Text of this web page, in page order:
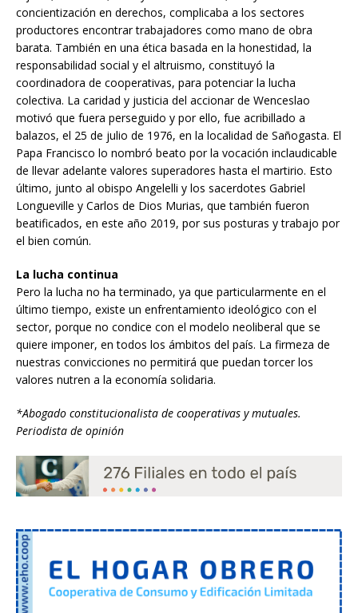
concientización en derechos, complicaba a los sectores
productores encontrar trabajadores como mano de obra
barata. También en una ética basada en la honestidad, la
responsabilidad social y el altruismo, constituyó la
coordinadora de cooperativas, para potenciar la lucha
colectiva. La caridad y justicia del accionar de Wenceslao
motivó que fuera perseguido y por ello, fue acribillado a
balazos, el 25 de julio de 1976, en la localidad de Sañogasta. El
Papa Francisco lo nombró beato por la vocación inclaudicable
de llevar adelante valores superadores hasta el martirio. Esto
último, junto al obispo Angelelli y los sacerdotes Gabriel
Longueville y Carlos de Dios Murias, que también fueron
beatificados, en este año 2019, por sus posturas y trabajo por
el bien común.
La lucha continua
Pero la lucha no ha terminado, ya que particularmente en el
último tiempo, existe un enfrentamiento ideológico con el
sector, porque no condice con el modelo neoliberal que se
quiere imponer, en todos los ámbitos del país. La firmeza de
nuestras convicciones no permitirá que puedan torcer los
valores nutren a la economía solidaria.
*Abogado constitucionalista de cooperativas y mutuales.
Periodista de opinión